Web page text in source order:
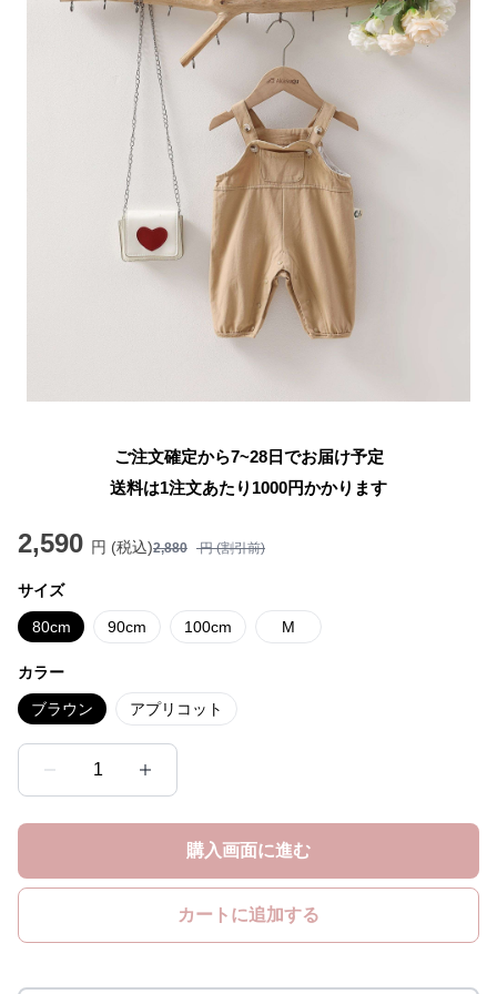
ご注文確定から7~28日でお届け予定
送料は1注文あたり 1000円かかります
2,590 円 (税込)2,880 円 (割引前)
サイズ
80cm 90cm 100cm M
カラー
ブラウン アプリコット
1
購入画面に進む
カートに追加する